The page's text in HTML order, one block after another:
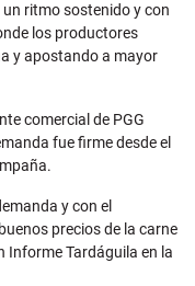
ritmo sostenido y con
los productores
y apostando a mayor
comercial de PGG
fue firme desde el
y con el
precios de la carne
Informe Tardáguila en la